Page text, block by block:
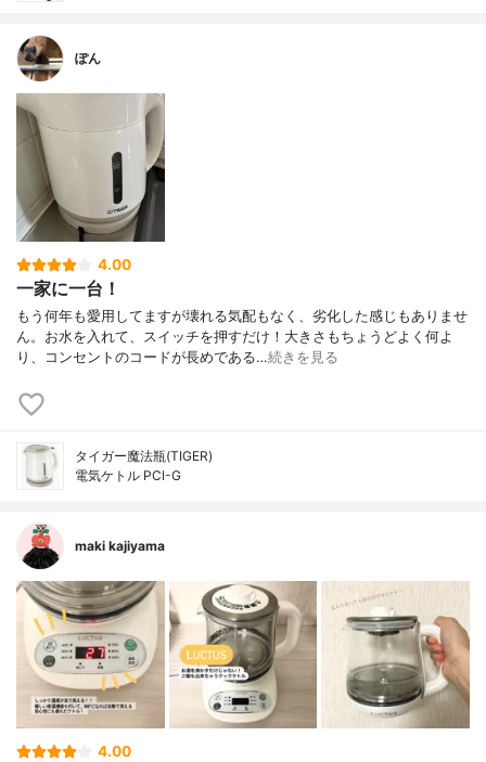
ぽん
4.00
一家に一台！
もう何年も愛用してますが壊れる気配もなく、劣化した感じもありませ
ん。お水を入れて、スイッチを押すだけ！大きさもちょうどよく何よ
り、コンセントのコードが長めである…続きを見る
タイガー魔法瓶(TIGER)
電気ケトル PCI-G
maki kajiyama
4.00